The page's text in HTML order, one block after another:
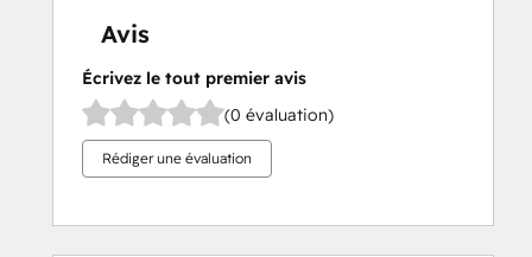
Avis
Écrivez le tout premier avis
(0 évaluation)
Rédiger une évaluation